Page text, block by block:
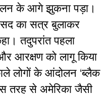
के आगे झुकना पड़ा।
का सत्र बुलाकर
तदुपरांत पहला
आरक्षण को लागू किया
लोगों के आंदोलन ‘ब्लैक
तरह से अमेरिका जैसी